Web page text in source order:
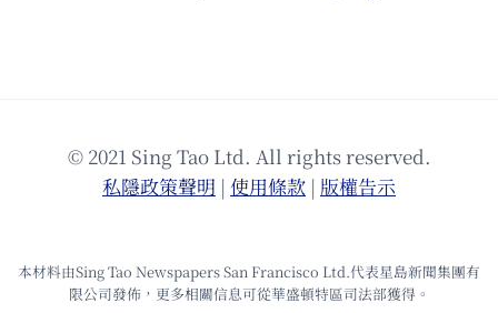
© 2021 Sing Tao Ltd. All rights reserved.
私隱政策聲明 | 使⽤條款 | 版權告⽰
本材料由Sing Tao Newspapers San Francisco Ltd.代表星島新聞集團有
限公司發佈，更多相關信息可從華盛頓特區司法部獲得。